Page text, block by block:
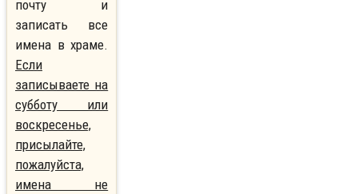
почту и
записать все
имена в храме.
Если
записываете на
субботу или
воскресенье,
присылайте,
пожалуйста,
имена не